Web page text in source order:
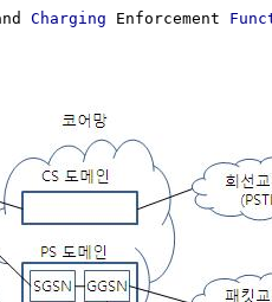
Charging Enforcement